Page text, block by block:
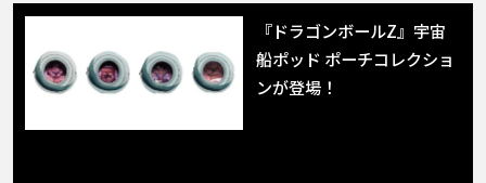
MOVIE
COLUMNS
『ドラゴンボールZ』宇宙
船ポッド ポーチコレクショ
ンが登場！